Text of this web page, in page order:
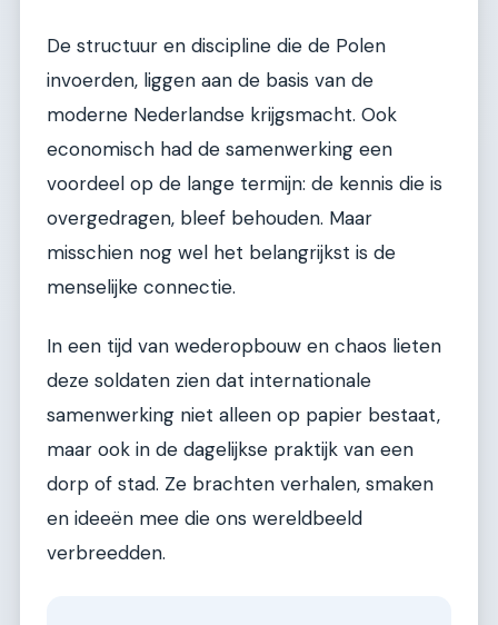
De structuur en discipline die de Polen
invoerden, liggen aan de basis van de
moderne Nederlandse krijgsmacht. Ook
economisch had de samenwerking een
voordeel op de lange termijn: de kennis die is
overgedragen, bleef behouden. Maar
misschien nog wel het belangrijkst is de
menselijke connectie.
In een tijd van wederopbouw en chaos lieten
deze soldaten zien dat internationale
samenwerking niet alleen op papier bestaat,
maar ook in de dagelijkse praktijk van een
dorp of stad. Ze brachten verhalen, smaken
en ideeën mee die ons wereldbeeld
verbreedden.